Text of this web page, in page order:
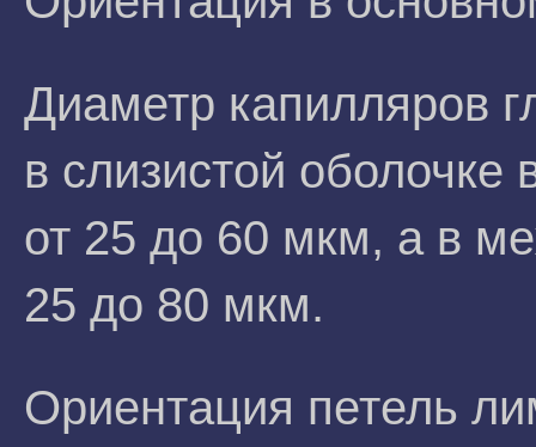
Диаметр капилляров
в слизистой оболочке
от 25 до 60 мкм, а в
25 до 80 мкм.
Ориентация петель